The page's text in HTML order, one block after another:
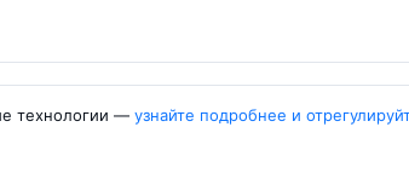
технологии — узнайте подробнее и